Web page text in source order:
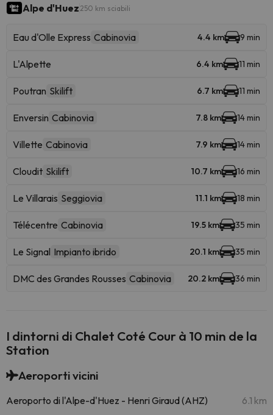
Alpe d'Huez 250 km sciabili
Eau d'Olle Express Cabinovia 4.4 km 9 min
L'Alpette 6.4 km 11 min
Poutran Skilift 6.7 km 11 min
Enversin Cabinovia 7.8 km 14 min
Villette Cabinovia 7.9 km 14 min
Cloudit Skilift 10.7 km 16 min
Le Villarais Seggiovia 11.1 km 18 min
Télécentre Cabinovia 19.5 km 35 min
Le Signal Impianto ibrido 20.1 km 35 min
DMC des Grandes Rousses Cabinovia 20.2 km 36 min
I dintorni di Chalet Coté Cour à 10 min de la
Station
Aeroporti vicini
Aeroporto di l'Alpe-d'Huez - Henri Giraud (AHZ) 6.1 km